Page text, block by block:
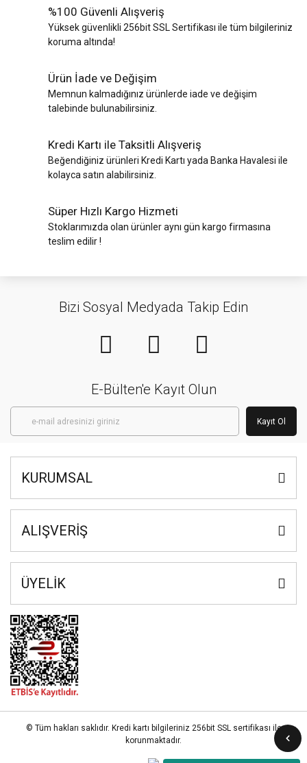
%100 Güvenli Alışveriş
Yüksek güvenlikli 256bit SSL Sertifikası ile tüm bilgileriniz
koruma altında!
Ürün İade ve Değişim
Memnun kalmadığınız ürünlerde iade ve değişim
talebinde bulunabilirsiniz.
Kredi Kartı ile Taksitli Alışveriş
Beğendiğiniz ürünleri Kredi Kartı yada Banka Havalesi ile
kolayca satın alabilirsiniz.
Süper Hızlı Kargo Hizmeti
Stoklarımızda olan ürünler aynı gün kargo firmasına
teslim edilir !
Bizi Sosyal Medyada Takip Edin
E-Bülten'e Kayıt Olun
Kayıt Ol
KURUMSAL
ALIŞVERİŞ
ÜYELİK
© Tüm hakları saklıdır. Kredi kartı bilgileriniz 256bit SSL sertifikası ile
korunmaktadır.